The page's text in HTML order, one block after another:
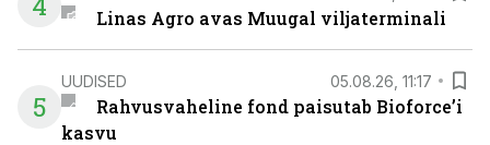
Linas Agro avas Muugal viljaterminali
5
UUDISED 05.08.26, 11:17
Rahvusvaheline fond paisutab Bioforce’i
kasvu